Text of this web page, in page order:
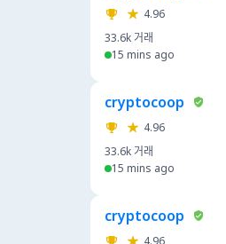
4.96
33.6k 거래
15 mins ago
cryptocoop
4.96
33.6k 거래
15 mins ago
cryptocoop
4.96